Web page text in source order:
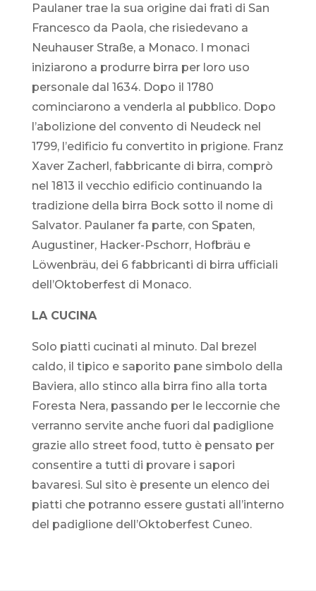
Paulaner trae la sua origine dai frati di San
Francesco da Paola, che risiedevano a
Neuhauser Straße, a Monaco. I monaci
iniziarono a produrre birra per loro uso
personale dal 1634. Dopo il 1780
cominciarono a venderla al pubblico. Dopo
l’abolizione del convento di Neudeck nel
1799, l’edificio fu convertito in prigione. Franz
Xaver Zacherl, fabbricante di birra, comprò
nel 1813 il vecchio edificio continuando la
tradizione della birra Bock sotto il nome di
Salvator. Paulaner fa parte, con Spaten,
Augustiner, Hacker-Pschorr, Hofbräu e
Löwenbräu, dei 6 fabbricanti di birra ufficiali
dell’Oktoberfest di Monaco.
LA CUCINA
Solo piatti cucinati al minuto. Dal brezel
caldo, il tipico e saporito pane simbolo della
Baviera, allo stinco alla birra fino alla torta
Foresta Nera, passando per le leccornie che
verranno servite anche fuori dal padiglione
grazie allo street food, tutto è pensato per
consentire a tutti di provare i sapori
bavaresi. Sul sito è presente un elenco dei
piatti che potranno essere gustati all’interno
del padiglione dell’Oktoberfest Cuneo.